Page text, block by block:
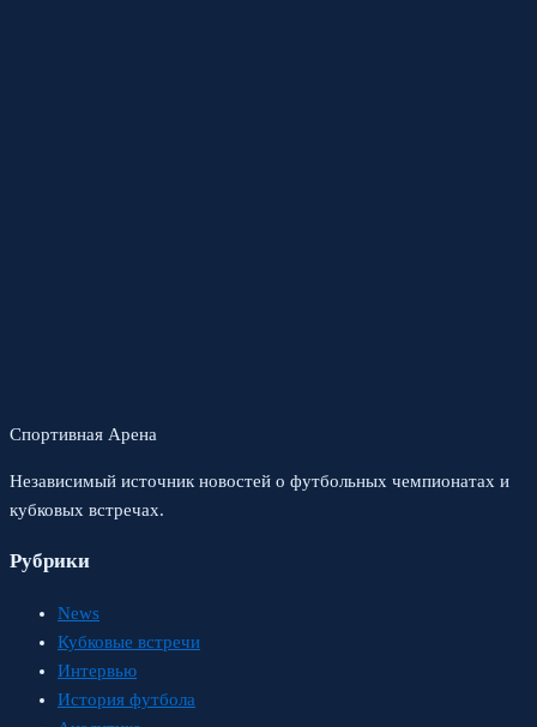
Спортивная Арена
Независимый источник новостей о футбольных чемпионатах и
кубковых встречах.
Рубрики
News
Кубковые встречи
Интервью
История футбола